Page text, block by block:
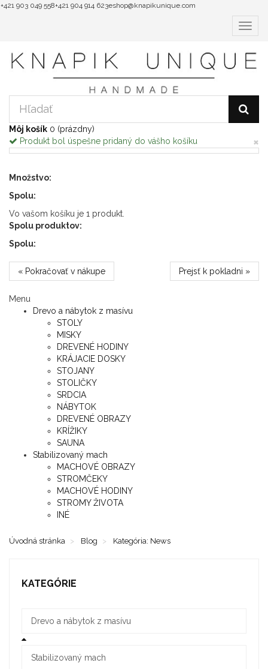
+421 903 049 558+421 904 914 623eshop@knapikunique.com
Môj košík 0 (prázdny)
×
Produkt bol úspešne pridaný do vášho košíku
Množstvo:
Spolu:
Vo vašom košíku je 1 produkt.
Spolu produktov:
Spolu:
« Pokračovať v nákupe Prejsť k pokladni »
Menu
Drevo a nábytok z masívu
STOLY
MISKY
DREVENÉ HODINY
KRÁJACIE DOSKY
STOJANY
STOLIČKY
SRDCIA
NÁBYTOK
DREVENÉ OBRAZY
KRÍŽIKY
SAUNA
Stabilizovaný mach
MACHOVÉ OBRAZY
STROMČEKY
MACHOVÉ HODINY
STROMY ŽIVOTA
INÉ
Úvodná stránka Blog Kategória: News
KATEGÓRIE
Drevo a nábytok z masívu
Stabilizovaný mach